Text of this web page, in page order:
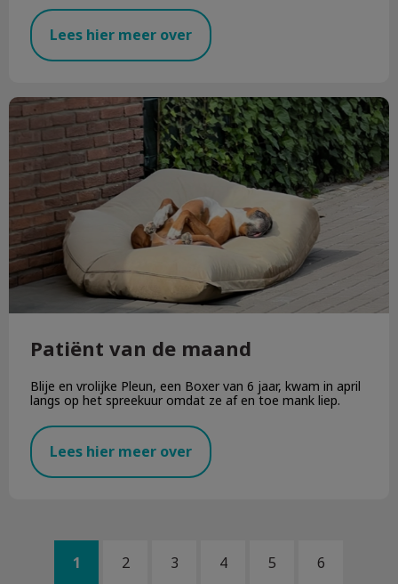
Lees hier meer over
Patiënt van de maand
Patiënt van de maand
Blije en vrolijke Pleun, een Boxer van 6 jaar, kwam in april
langs op het spreekuur omdat ze af en toe mank liep.
Lees hier meer over
1 2 3 4 5 6